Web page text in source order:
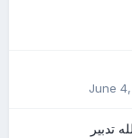
June
تدبير